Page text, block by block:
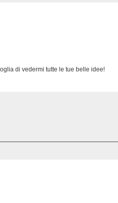
di vedermi tutte le tue belle idee!